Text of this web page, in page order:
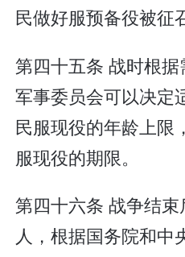
民做好服预备役被征
第四十五条 战时根
军事委员会可以决定
民服现役的年龄上限
服现役的期限。
第四十六条 战争结
人，根据国务院和中